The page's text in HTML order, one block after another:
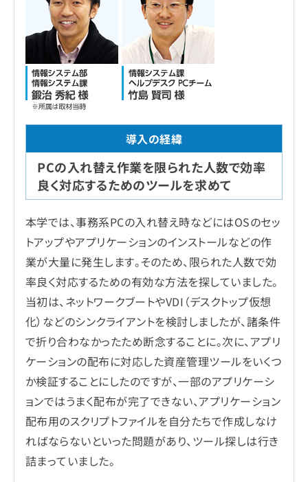
PCの入れ替え作業を限られた人数で効率
良く対応するためのツールを求めて
本学では、事務系PCの入れ替え時などにはOSのセッ
トアップやアプリケーションのインストールなどの作
業が大量に発生します。そのため、限られた人数で効
率良く対応するための有効な方法を探していました。
当初は、ネットワークブートやVDI（デスクトップ仮想
化）などのシンクライアントを検討しましたが、諸条件
で折り合わなかったため断念することに。次に、アプリ
ケーションの配布に対応した資産管理ツールをいくつ
か検証することにしたのですが、一部のアプリケーシ
ョンではうまく配布が完了できない、アプリケーション
配布用のスクリプトファイルを自分たちで作成しなけ
ればならないといった問題があり、ツール探しは行き
詰まっていました。